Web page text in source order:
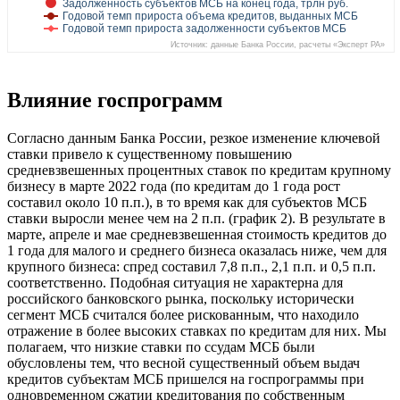
Задолженность субъектов МСБ на конец года, трлн руб.
Годовой темп прироста объема кредитов, выданных МСБ
Годовой темп прироста задолженности субъектов МСБ
Источник: данные Банка России, расчеты «Эксперт РА»
Влияние госпрограмм
Согласно данным Банка России, резкое изменение ключевой
ставки привело к существенному повышению
средневзвешенных процентных ставок по кредитам крупному
бизнесу в марте 2022 года (по кредитам до 1 года рост
составил около 10 п.п.), в то время как для субъектов МСБ
ставки выросли менее чем на 2 п.п. (график 2). В результате в
марте, апреле и мае средневзвешенная стоимость кредитов до
1 года для малого и среднего бизнеса оказалась ниже, чем для
крупного бизнеса: спред составил 7,8 п.п., 2,1 п.п. и 0,5 п.п.
соответственно. Подобная ситуация не характерна для
российского банковского рынка, поскольку исторически
сегмент МСБ считался более рискованным, что находило
отражение в более высоких ставках по кредитам для них. Мы
полагаем, что низкие ставки по ссудам МСБ были
обусловлены тем, что весной существенный объем выдач
кредитов субъектам МСБ пришелся на госпрограммы при
одновременном сжатии кредитования по собственным